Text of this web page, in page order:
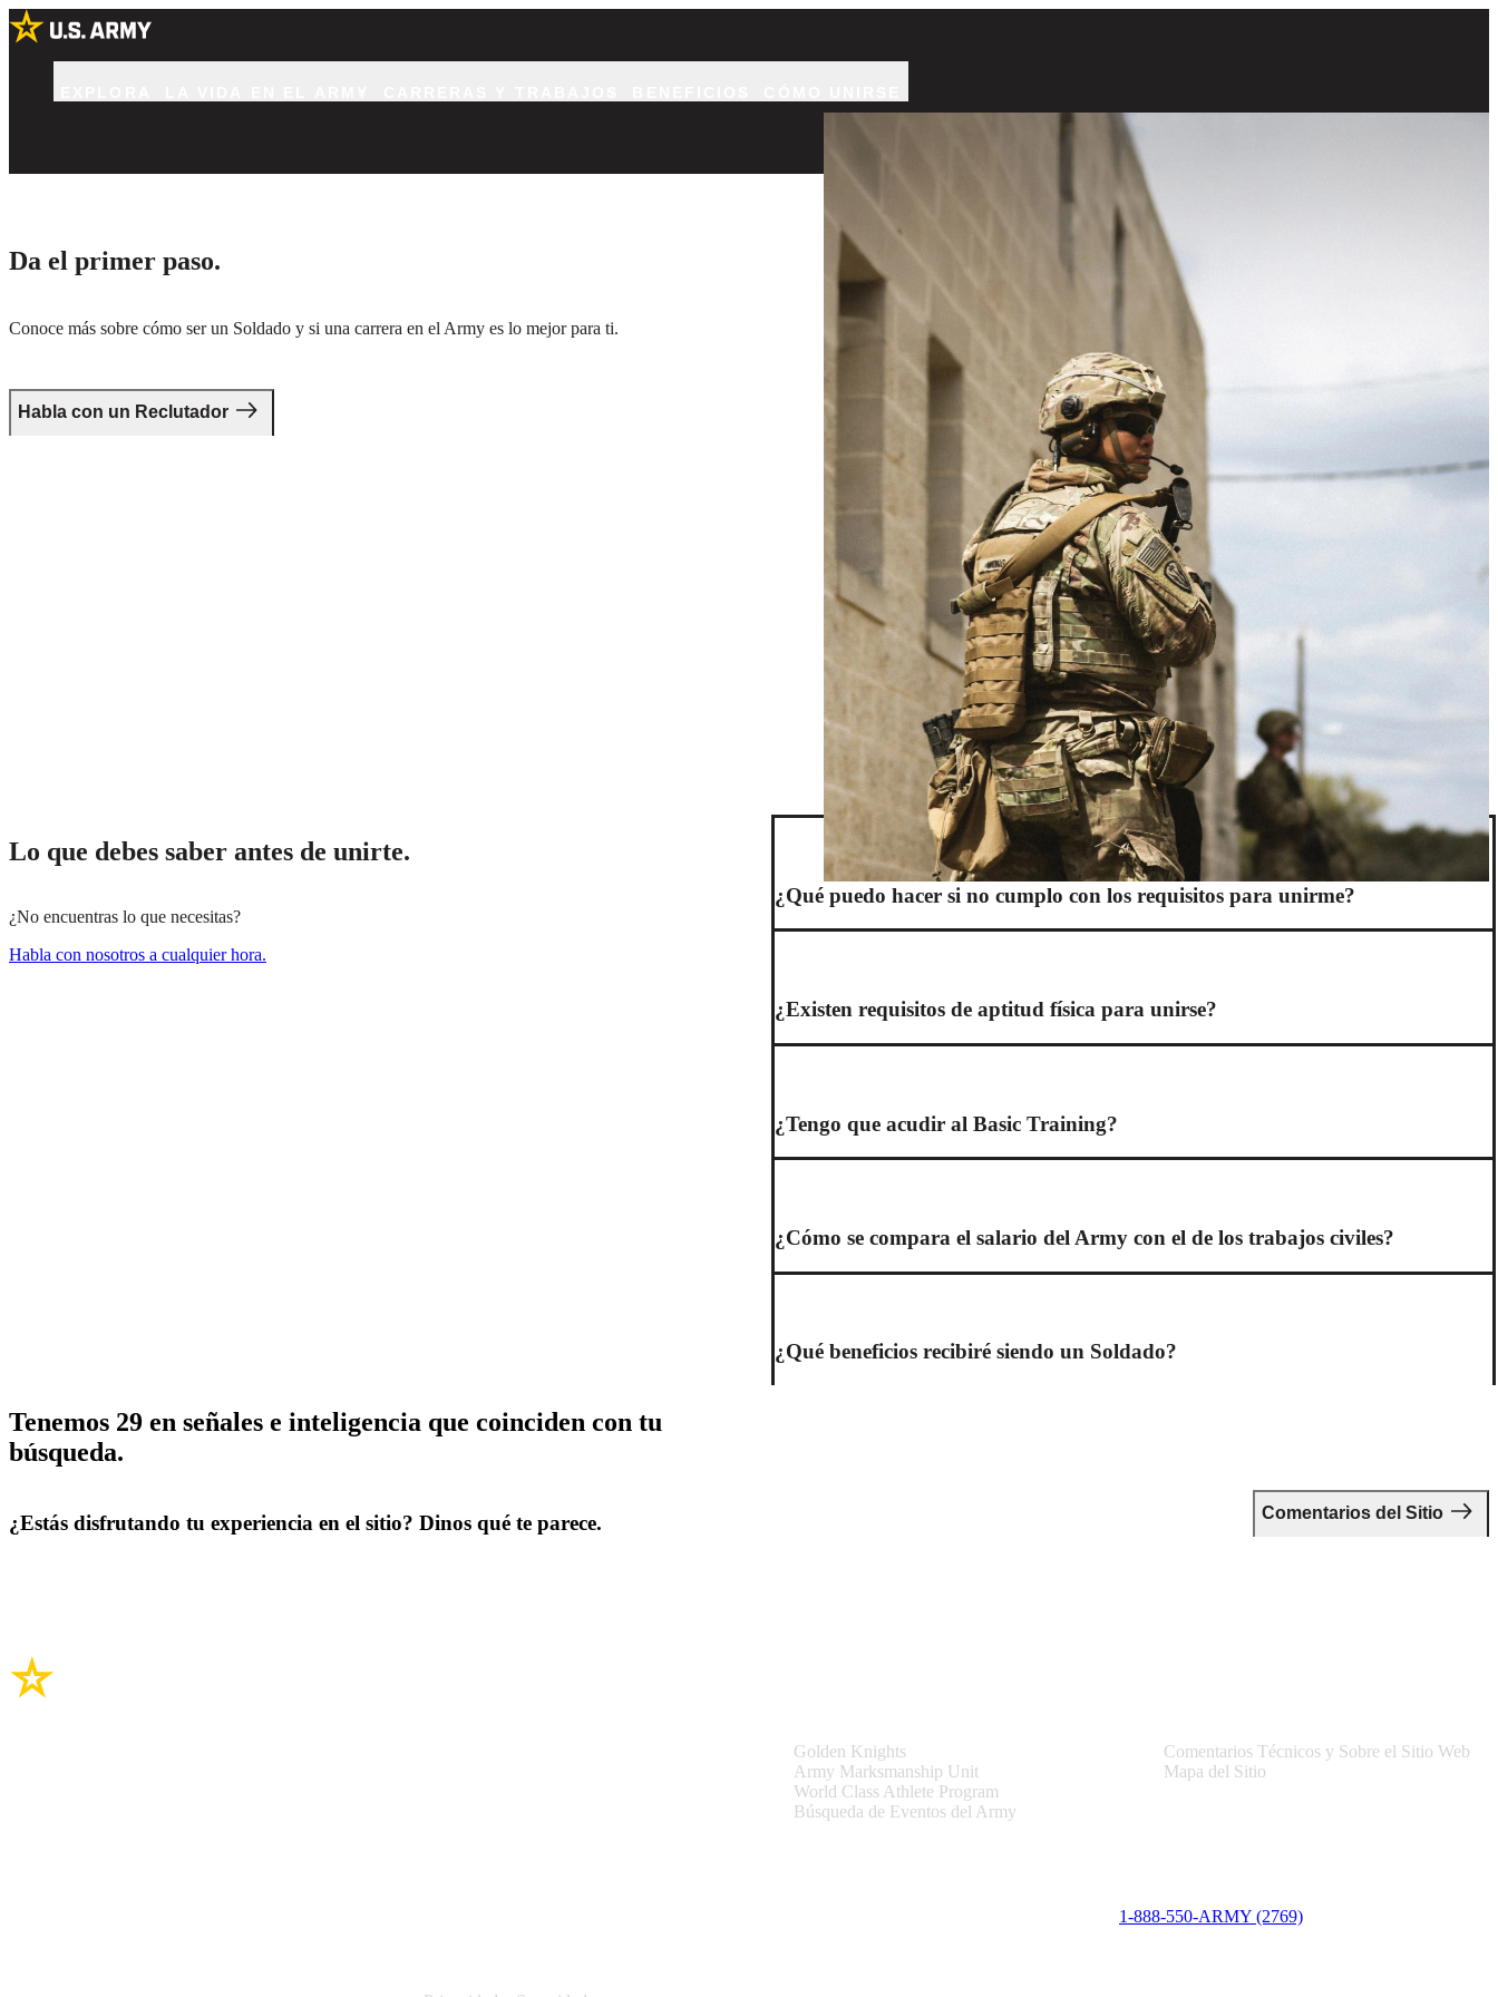
Da el primer paso.
Conoce más sobre cómo ser un Soldado y si una carrera en el Army es lo mejor para ti.
Habla con un Reclutador
Dos Soldados en uniforme de combate sosteniendo rifles alrededor del perímetro de un edificio
Lo que debes saber antes de unirte.
¿No encuentras lo que necesitas?
Habla con nosotros a cualquier hora.
¿Qué puedo hacer si no cumplo con los requisitos para unirme?
¿Existen requisitos de aptitud física para unirse?
¿Tengo que acudir al Basic Training?
¿Cómo se compara el salario del Army con el de los trabajos civiles?
¿Qué beneficios recibiré siendo un Soldado?
Tenemos 29 en señales e inteligencia que coinciden con tu
búsqueda.
¿Estás disfrutando tu experiencia en el sitio? Dinos qué te parece. Comentarios del Sitio
Golden Knights
Army Marksmanship Unit
World Class Athlete Program
Búsqueda de Eventos del Army
Comentarios Técnicos y Sobre el Sitio Web
Mapa del Sitio
1-888-550-ARMY (2769)